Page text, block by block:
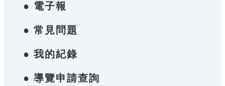
● 電子報
● 常見問題
● 我的紀錄
● 導覽申請查詢